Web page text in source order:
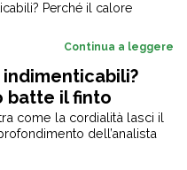
Continua a leggere
batte il finto
come la cordialità lasci il
dell’analista